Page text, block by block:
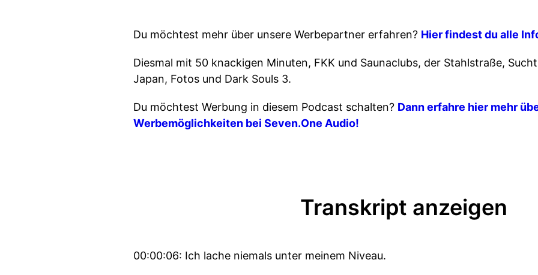
Du möchtest mehr über unsere Werbepartner erfahren? Hier findest du alle
Diesmal mit 50 knackigen Minuten, FKK und Saunaclubs, der Stahlstraße,
Japan, Fotos und Dark Souls 3.
Du möchtest Werbung in diesem Podcast schalten? Dann erfahre hier mehr
Werbemöglichkeiten bei Seven.One Audio!
Transkript anzeigen
00:00:06: Ich lache niemals unter meinem Niveau.